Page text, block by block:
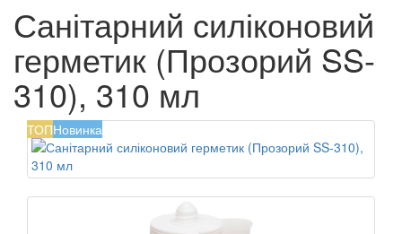
Санітарний силіконовий
герметик (Прозорий SS-
310), 310 мл
ТОПНовинка